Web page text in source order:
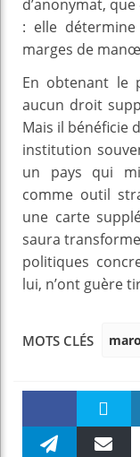
d’anonymat,
: elle
marges de
En obtenant le
aucun droit
Mais il bénéficie
institution
un pays qui
comme outil
une carte
saura
politiques
lui, n’ont guère
MOTS CLÉS
Faceboo Twitter